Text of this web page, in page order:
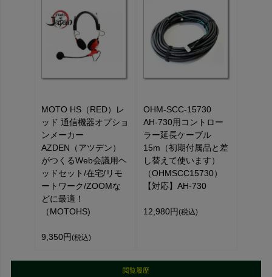
MOTO HS（RED）レ
ッド 通信機器オプショ
ンメーカー
AZDEN（アツデン）
がつくるWeb会議用ヘ
ッドセット/在宅/リモ
ートワーク/ZOOMな
どに最適！
（MOTOHS)
9,350円 (税込)
OHM-SCC-15730
AH-730用コントロー
ラー延長ケーブル
15m（初期付属品と差
し替えて使います）
（OHMSCC15730）
【対応】AH-730
12,980円 (税込)
閲覧履歴